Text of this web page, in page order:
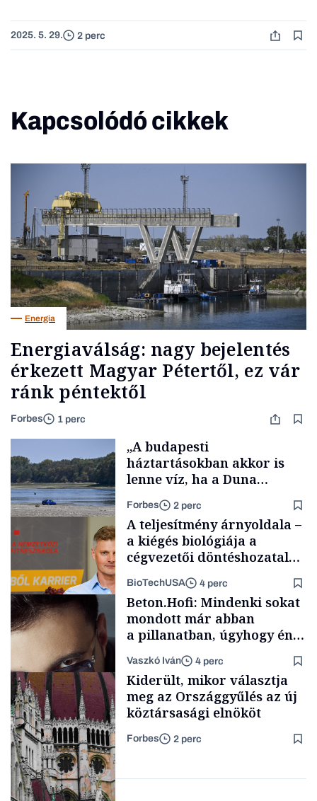
2025. 5. 29. 2 perc
Kapcsolódó cikkek
Energia
Energiaválság: nagy bejelentés
érkezett Magyar Pétertől, ez vár
ránk péntektől
Forbes 1 perc
Energia
„A budapesti
háztartásokban akkor is
lenne víz, ha a Duna
medrében már egy cseppet
se találnánk”
Forbes 2 perc
Content Lab HUB
A teljesítmény árnyoldala –
a kiégés biológiája a
cégvezetői döntéshozatal
BioTechUSA 4 perc
Forbes-sztori
Beton.Hofi: Mindenki sokat
mondott már abban
a pillanatban, úgyhogy én
a legsarkosabb
gondolataimat akartam
kimondani
Vaszkó Iván 4 perc
Kiderült, mikor választja
meg az Országgyűlés az új
köztársasági elnököt
Forbes 2 perc